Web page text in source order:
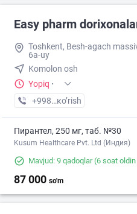
Easy pharm
Toshkent, Besh-agach
6a-uy
Komolon osh
Yopiq ·
+998 (71) XXX-XX-XX
кo’rish
Пирантел, 250 мг, таб. №30
Kusum Healthcare Pvt. Ltd (Индия)
Mavjud: 9 qadoqlar(6 soat oldin
87 000 so'm